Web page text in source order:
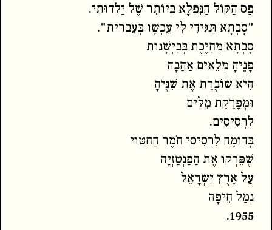
פַּס הַקּוֹל הַנִּפְלָא בְּיוֹתֵר שֶׁל יַלְדוּתִי.
"סָבְתָא תַּגִּידִי לִי עַכְשָׁו בְּעִבְרִית".
סָבְתָא מְחַיֶּכֶת בְּבַיְשָׁנוּת
פָּנֶיהָ מְלֵאִים אַהֲבָה
הִיא שׁוֹבֶרֶת אֶת שִׁנֶּיהָ
וּמְפָרֶקֶת מִלִּים
לִרְסִיסִים.
בְּדוֹמֶה לִרְסִיסֵי חֹמֶר הַחִטּוּי
שֶׁפֵּרְקוּ אֶת הַפַנְטַזְיָה
עַל אֶרֶץ יִשְׂרָאֵל
נְמַל חֵיפָה
1955.